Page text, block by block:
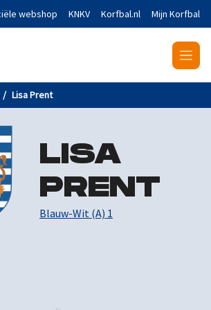
webshop KNKV Korfbal.nl Mijn Korfbal
Lisa Prent
LISA
PRENT
Blauw-Wit (A) 1